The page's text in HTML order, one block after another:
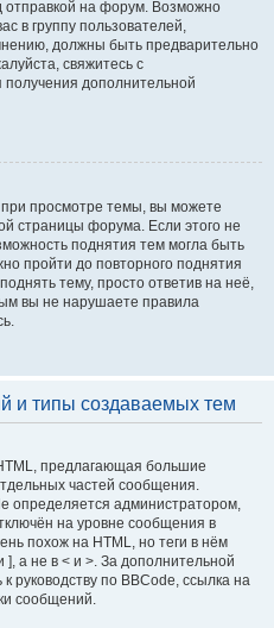
отправкой на форум. Возможно
в группу пользователей,
должны быть предварительно
свяжитесь с
дополнительной
просмотре темы, вы можете
страницы форума. Если этого не
поднятия тем могла быть
пройти до повторного поднятия
тему, просто ответив на неё,
вы не нарушаете правила
и типы создаваемых тем
предлагающая большие
частей сообщения.
определяется администратором,
на уровне сообщения в
похож на HTML, но теги в нём
], а не в < и >. За дополнительной
руководству по BBCode, ссылка на
сообщений.